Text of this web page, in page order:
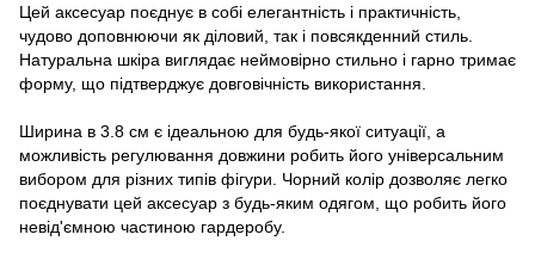
Цей аксесуар поєднує в собі елегантність і практичність,
чудово доповнюючи як діловий, так і повсякденний стиль.
Натуральна шкіра виглядає неймовірно стильно і гарно тримає
форму, що підтверджує довговічність використання.
Ширина в 3.8 см є ідеальною для будь-якої ситуації, а
можливість регулювання довжини робить його універсальним
вибором для різних типів фігури. Чорний колір дозволяє легко
поєднувати цей аксесуар з будь-яким одягом, що робить його
невід'ємною частиною гардеробу.